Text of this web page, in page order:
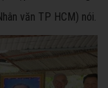
văn TP HCM) nói.